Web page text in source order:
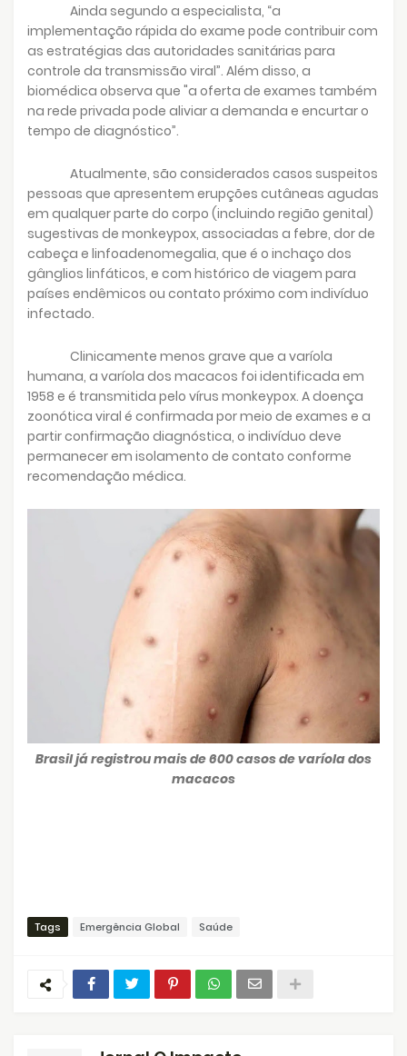
Ainda segundo a especialista, “a
implementação rápida do exame pode contribuir com
as estratégias das autoridades sanitárias para
controle da transmissão viral”. Além disso, a
biomédica observa que "a oferta de exames também
na rede privada pode aliviar a demanda e encurtar o
tempo de diagnóstico”.
Atualmente, são considerados casos suspeitos
pessoas que apresentem erupções cutâneas agudas
em qualquer parte do corpo (incluindo região genital)
sugestivas de monkeypox, associadas a febre, dor de
cabeça e linfoadenomegalia, que é o inchaço dos
gânglios linfáticos, e com histórico de viagem para
países endêmicos ou contato próximo com indivíduo
infectado.
Clinicamente menos grave que a varíola
humana, a varíola dos macacos foi identificada em
1958 e é transmitida pelo vírus monkeypox. A doença
zoonótica viral é confirmada por meio de exames e a
partir confirmação diagnóstica, o indivíduo deve
permanecer em isolamento de contato conforme
recomendação médica.
Brasil já registrou mais de 600 casos de varíola dos
macacos
Tags Emergência Global Saúde